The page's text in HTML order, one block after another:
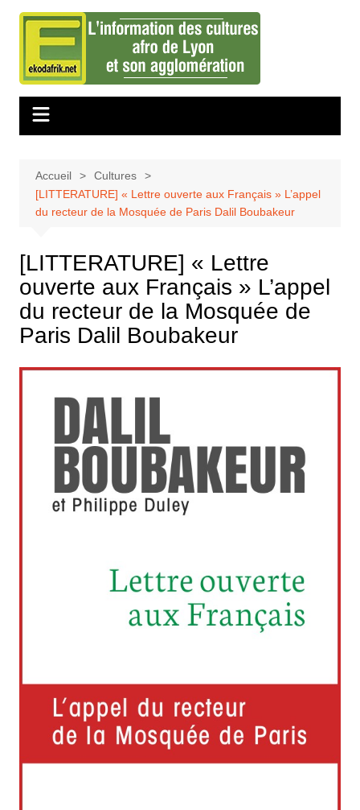
Aller
contenu
Accueil
Cultures
[LITTERATURE] « Lettre ouverte aux Français » L’appel
du recteur de la Mosquée de Paris Dalil Boubakeur
[LITTERATURE] « Lettre
ouverte aux Français » L’appel
du recteur de la Mosquée de
Paris Dalil Boubakeur